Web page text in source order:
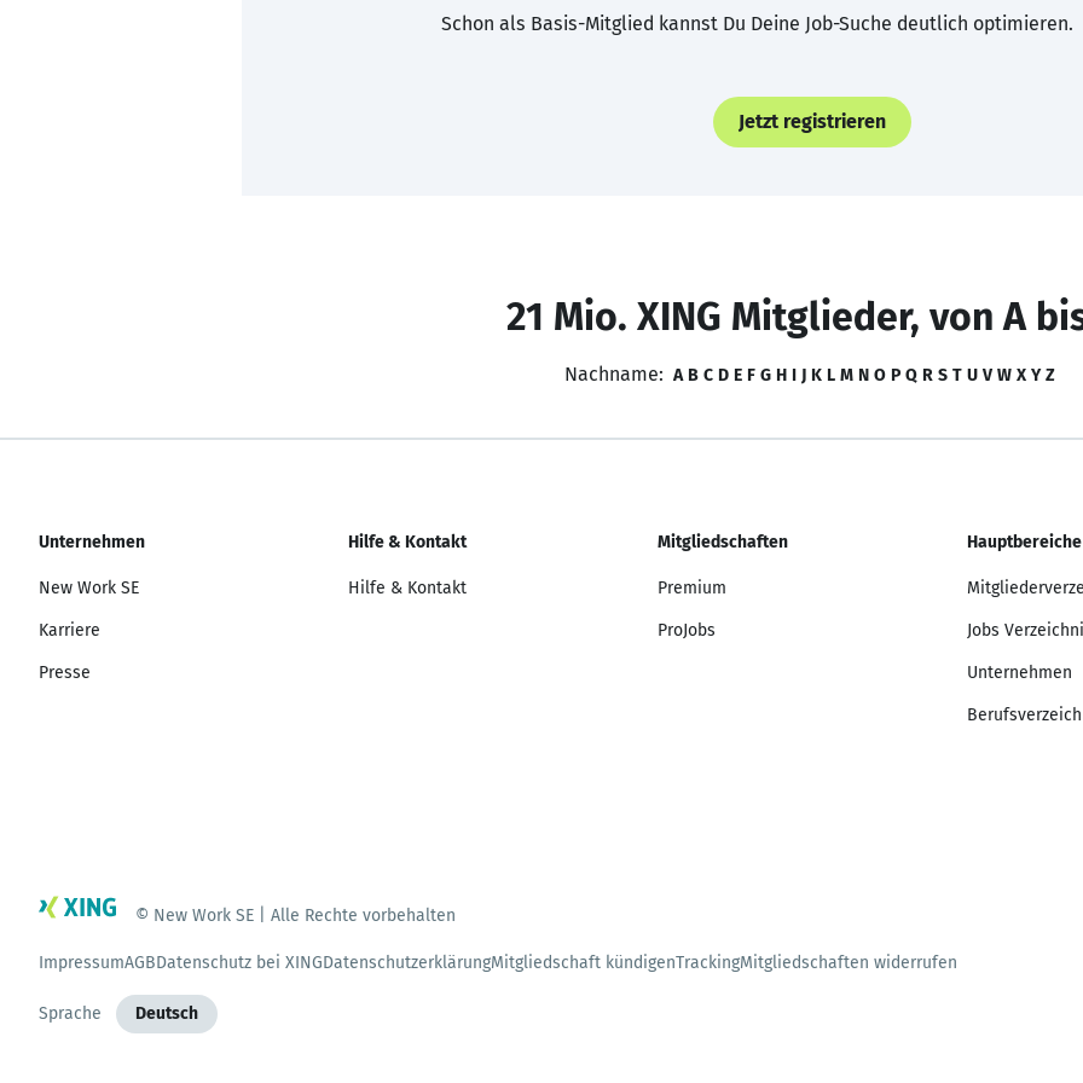
Schon als Basis-Mitglied kannst Du Deine Job-Suche deutlich optimieren.
Jetzt registrieren
21 Mio. XING Mitglieder, von A
Nachname: A B C D E F G H I J K L M N O P Q R S T U V W X Y Z
Unternehmen
New Work SE
Karriere
Presse
Hilfe & Kontakt
Hilfe & Kontakt
Mitgliedschaften
Premium
ProJobs
Hauptbereiche
Jobs
Unternehmen
© New Work SE | Alle Rechte vorbehalten
ImpressumAGBDatenschutz bei XINGDatenschutzerklärungMitgliedschaft kündigenTrackingMitgliedschaften widerrufen
Sprache Deutsch